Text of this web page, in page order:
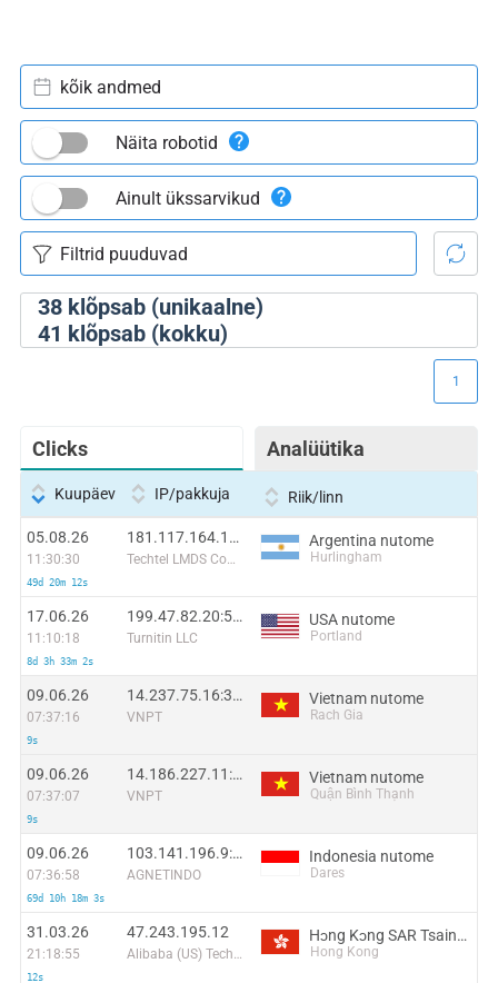
38klõpsab (unikaalne)
41 klõpsab (kokku)
kõik andmed
Näita robotid
Ainult ükssarvikud
Clicks Analüütika
1
Kuupäev IP/pakkuja Riik/linn
05.08.26
11:30:30
49d 20m 12s
181.117.164.107:17113
Techtel LMDS Comunicaciones Interactivas S.A.
Argentina nutome
Hurlingham
17.06.26
11:10:18
8d 3h 33m 2s
199.47.82.20:51374
Turnitin LLC
USA nutome
Portland
09.06.26
07:37:16
9s
14.237.75.16:36721
VNPT
Vietnam nutome
Rach Gia
09.06.26
07:37:07
9s
14.186.227.11:49548
VNPT
Vietnam nutome
Quận Bình Thạnh
09.06.26
07:36:58
69d 10h 18m 3s
103.141.196.9:46084
AGNETINDO
Indonesia nutome
Dares
31.03.26
21:18:55
12s
47.243.195.12
Alibaba (US) Technology Co., Ltd.
Hɔng Kɔng SAR Tsaina nutome
Hong Kong